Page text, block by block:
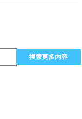
搜索更多内容